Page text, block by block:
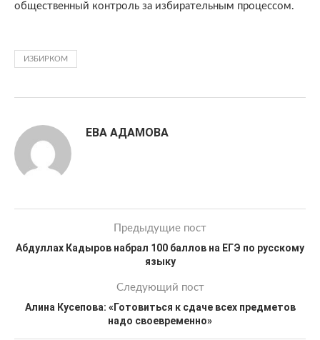
общественный контроль за избирательным процессом.
ИЗБИРКОМ
ЕВА АДАМОВА
Предыдущие пост
Абдуллах Кадыров набрал 100 баллов на ЕГЭ по русскому
языку
Следующий пост
Алина Кусепова: «Готовиться к сдаче всех предметов
надо своевременно»